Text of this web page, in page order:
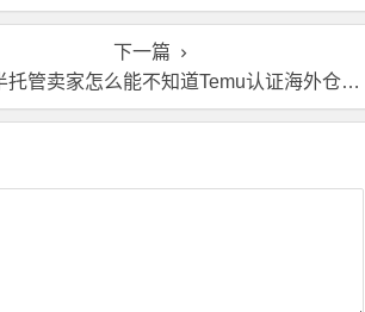
分析！
些海外仓服务？
下一篇
管卖家怎么能不知道Temu认证海外仓的作用呢？